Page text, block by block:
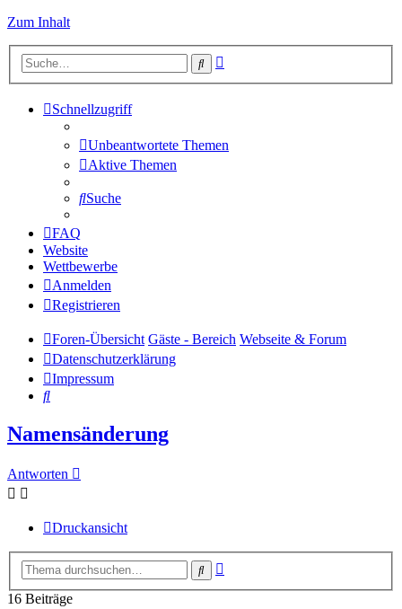
Zum Inhalt
Suche
Schnellzugriff
Unbeantwortete Themen
Aktive Themen
Suche
FAQ
Website
Wettbewerbe
Anmelden
Registrieren
Foren-Übersicht Gäste - Bereich Webseite & Forum
Datenschutzerklärung
Impressum
Suche
Namensänderung
Antworten
Druckansicht
Suche
16 Beiträge